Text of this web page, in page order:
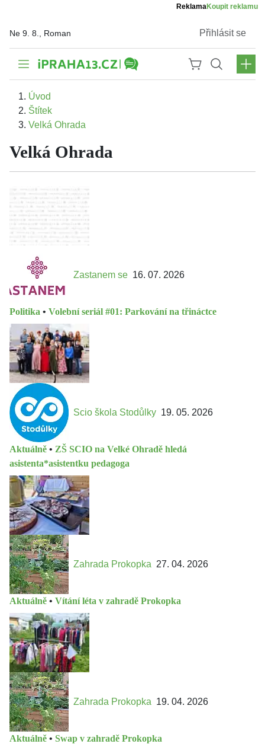
ReklamaKoupit reklamu
Ne 9. 8., Roman Přihlásit se
Úvod
Štítek
Velká Ohrada
Velká Ohrada
Zastanem se 16. 07. 2026
Politika • Volební seriál #01: Parkování na třináctce
Scio škola Stodůlky 19. 05. 2026
Aktuálně • ZŠ SCIO na Velké Ohradě hledá
asistenta*asistentku pedagoga
Zahrada Prokopka 27. 04. 2026
Aktuálně • Vítání léta v zahradě Prokopka
Zahrada Prokopka 19. 04. 2026
Aktuálně • Swap v zahradě Prokopka